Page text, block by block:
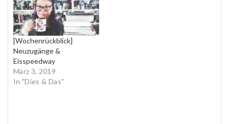
[Wochenrückblick]
Neuzugänge &
Eisspeedway
März 3, 2019
In "Dies & Das"